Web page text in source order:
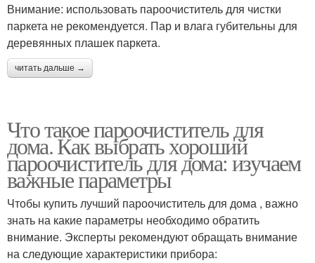
Внимание: использовать пароочиститель для чистки
паркета не рекомендуется. Пар и влага губительны для
деревянных плашек паркета.
читать дальше →
Что такое пароочиститель для
дома. Как выбрать хороший
пароочиститель для дома: изучаем
важные параметры
Чтобы купить лучший пароочиститель для дома , важно
знать на какие параметры необходимо обратить
внимание. Эксперты рекомендуют обращать внимание
на следующие характеристики прибора: